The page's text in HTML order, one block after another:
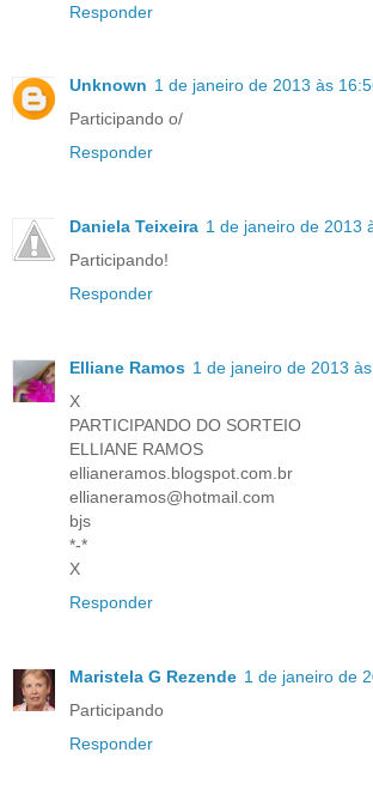
Responder
Unknown 1 de janeiro de 2013 às
Participando o/
Responder
Daniela Teixeira 1 de janeiro de 2013
Participando!
Responder
Elliane Ramos 1 de janeiro de 2013
X
PARTICIPANDO DO SORTEIO
ELLIANE RAMOS
ellianeramos.blogspot.com.br
ellianeramos@hotmail.com
bjs
*-*
X
Responder
Maristela G Rezende 1 de janeiro de
Participando
Responder